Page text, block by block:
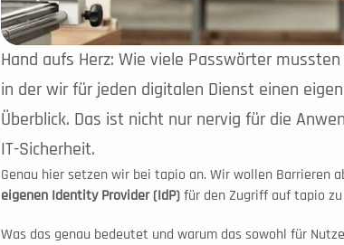
Hand aufs Herz: Wie viele Passwörter
in der wir für jeden digitalen Dienst einen
Überblick. Das ist nicht nur nervig für die
IT-Sicherheit.
eigenen Identity Provider (IdP) für den Zugriff auf tapio
Was das genau bedeutet und warum das sowohl für